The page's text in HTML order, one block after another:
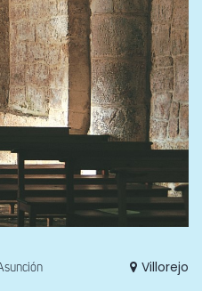
Villorejo